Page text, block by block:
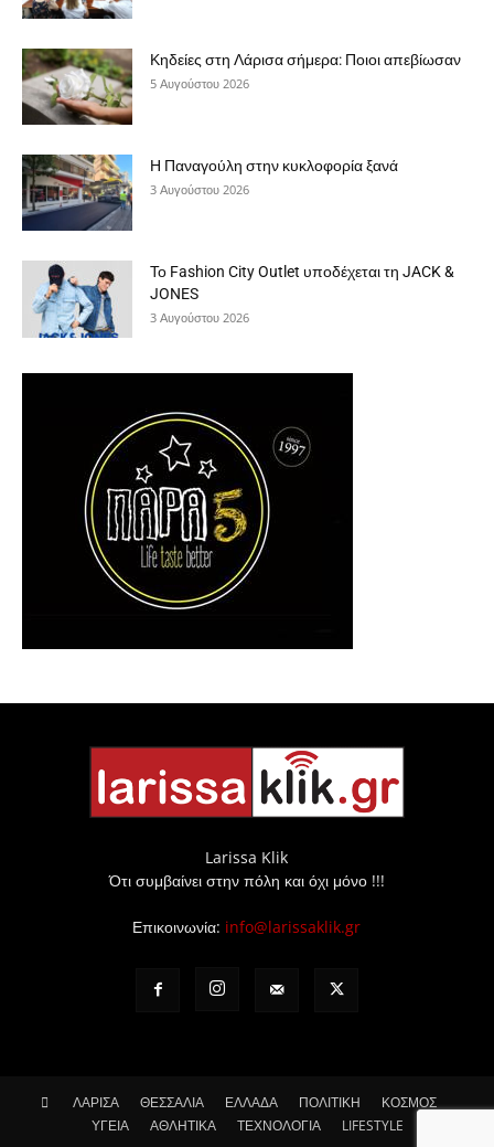
Κηδείες στη Λάρισα σήμερα: Ποιοι απεβίωσαν
5 Αυγούστου 2026
Η Παναγούλη στην κυκλοφορία ξανά
3 Αυγούστου 2026
Το Fashion City Outlet υποδέχεται τη JACK &
JONES
3 Αυγούστου 2026
Larissa Klik
Ότι συμβαίνει στην πόλη και όχι μόνο !!!
Επικοινωνία: info@larissaklik.gr
ΛΑΡΙΣΑ ΘΕΣΣΑΛΙΑ ΕΛΛΑΔΑ ΠΟΛΙΤΙΚΗ
ΚΟΣΜΟΣ
ΥΓΕΙΑ
ΑΘΛΗΤΙΚΑ ΤΕΧΝΟΛΟΓΙΑ LIFESTYLE